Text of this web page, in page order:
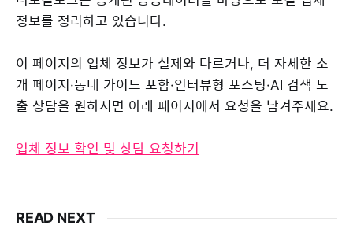
정보를 정리하고 있습니다.
이 페이지의 업체 정보가 실제와 다르거나, 더 자세한 소
개 페이지·동네 가이드 포함·인터뷰형 포스팅·AI 검색 노
출 상담을 원하시면 아래 페이지에서 요청을 남겨주세요.
업체 정보 확인 및 상담 요청하기
READ NEXT